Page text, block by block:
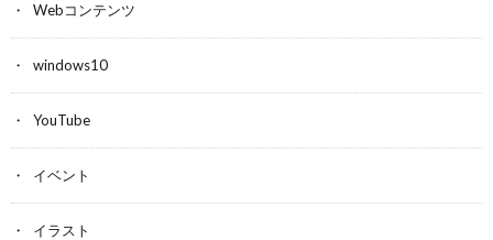
Webコンテンツ
windows10
YouTube
イベント
イラスト